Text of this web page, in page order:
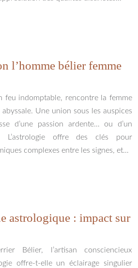
l’homme bélier femme
feu indomptable, rencontre la femme
Une union sous les auspices
d’une passion ardente… ou d’un
L’astrologie offre des clés pour
complexes entre les signes, et…
astrologique : impact sur
Bélier, l’artisan consciencieux
offre-t-elle un éclairage singulier